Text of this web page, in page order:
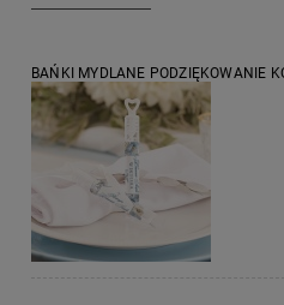
BAŃKI MYDLANE PODZIĘKOWANIE